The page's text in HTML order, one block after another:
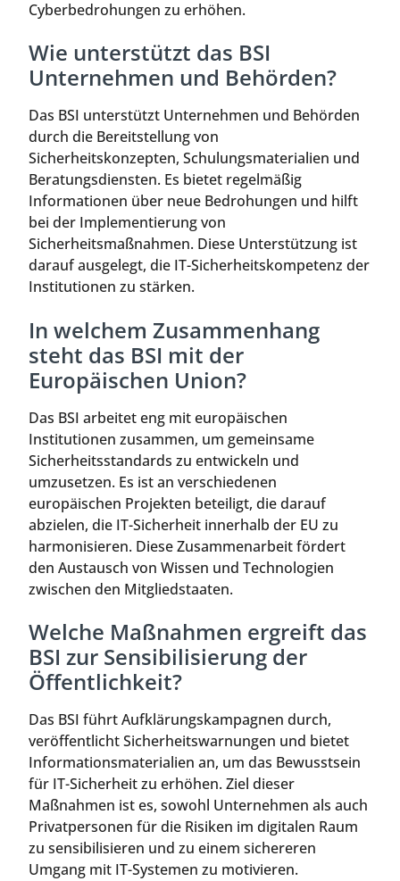
Cyberbedrohungen zu erhöhen.
Wie unterstützt das BSI
Unternehmen und Behörden?
Das BSI unterstützt Unternehmen und Behörden
durch die Bereitstellung von
Sicherheitskonzepten, Schulungsmaterialien und
Beratungsdiensten. Es bietet regelmäßig
Informationen über neue Bedrohungen und hilft
bei der Implementierung von
Sicherheitsmaßnahmen. Diese Unterstützung ist
darauf ausgelegt, die IT-Sicherheitskompetenz der
Institutionen zu stärken.
In welchem Zusammenhang
steht das BSI mit der
Europäischen Union?
Das BSI arbeitet eng mit europäischen
Institutionen zusammen, um gemeinsame
Sicherheitsstandards zu entwickeln und
umzusetzen. Es ist an verschiedenen
europäischen Projekten beteiligt, die darauf
abzielen, die IT-Sicherheit innerhalb der EU zu
harmonisieren. Diese Zusammenarbeit fördert
den Austausch von Wissen und Technologien
zwischen den Mitgliedstaaten.
Welche Maßnahmen ergreift das
BSI zur Sensibilisierung der
Öffentlichkeit?
Das BSI führt Aufklärungskampagnen durch,
veröffentlicht Sicherheitswarnungen und bietet
Informationsmaterialien an, um das Bewusstsein
für IT-Sicherheit zu erhöhen. Ziel dieser
Maßnahmen ist es, sowohl Unternehmen als auch
Privatpersonen für die Risiken im digitalen Raum
zu sensibilisieren und zu einem sichereren
Umgang mit IT-Systemen zu motivieren.